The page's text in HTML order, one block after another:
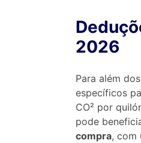
2026
Para além
específicos
CO² por
pode
compra, com